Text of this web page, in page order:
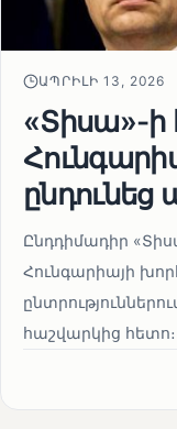
ԱՊՐԻԼԻ 13, 2026
«Տիսա»-
ընդունեց
Ընդդիմադիր
Հունգարիայի
հաշվարկից հետո։